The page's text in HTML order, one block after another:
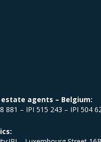
agents – Belgium:
881 – IPI 515 243 – IPI 504